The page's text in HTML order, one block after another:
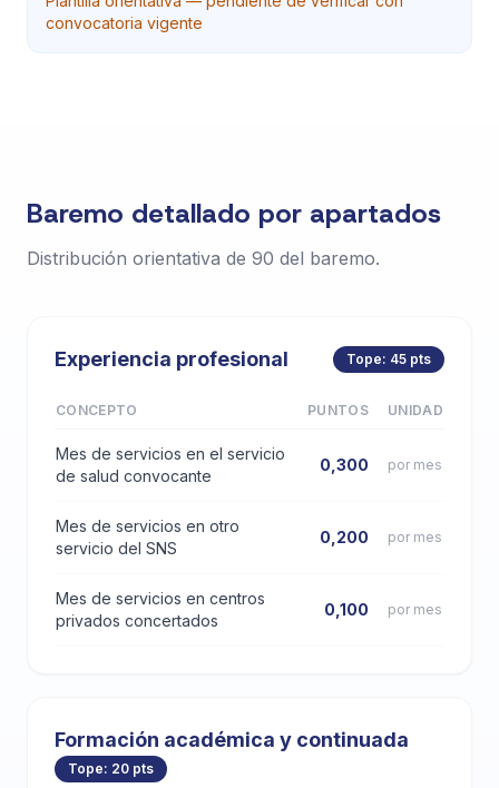
convocatoria vigente
Baremo detallado por apartados
Distribución orientativa de 90 del baremo.
Experiencia profesional Tope: 45 pts
CONCEPTO PUNTOS UNIDAD
Mes de servicios en el servicio
de salud convocante
0,300 por mes
Mes de servicios en otro
servicio del SNS
0,200 por mes
Mes de servicios en centros
privados concertados
0,100 por mes
Formación académica y continuada
Tope: 20 pts